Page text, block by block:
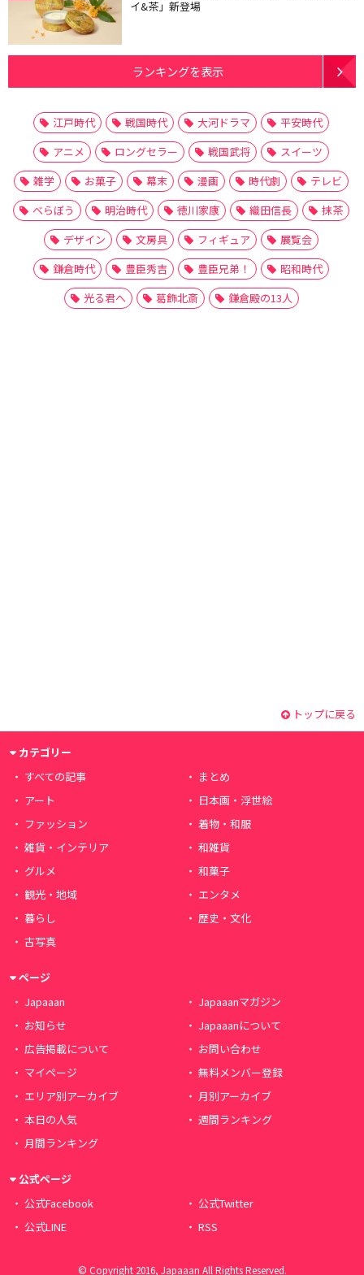
イ&茶」新登場
ランキングを表示
江戸時代 戦国時代 大河ドラマ
平安時代
アニメ
ロングセラー 戦国武将
スイーツ
雑学
お菓子 幕末 漫画 時代劇
テレビ
べらぼう
明治時代 徳川家康 織田信長
抹茶
デザイン
文房具 フィギュア
展覧会
鎌倉時代
豊臣秀吉 豊臣兄弟！
昭和時代
光る君へ
葛飾北斎 鎌倉殿の13人
トップに戻る
カテゴリー
すべての記事
まとめ
アート
日本画・浮世絵
ファッション
着物・和服
雑貨・インテリア
和雑貨
グルメ
和菓子
観光・地域
エンタメ
暮らし
歴史・文化
古写真
ページ
Japaaan
Japaaanマガジン
お知らせ
Japaaanについて
広告掲載について
お問い合わせ
マイページ
無料メンバー登録
エリア別アーカイブ
月別アーカイブ
本日の人気
週間ランキング
月間ランキング
公式ページ
公式Facebook
公式Twitter
公式LINE
RSS
© Copyright 2016, Japaaan All Rights Reserved.